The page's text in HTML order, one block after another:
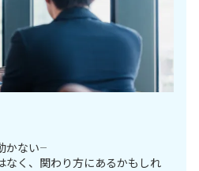
ない――
なく、関わり方にあるかもしれ